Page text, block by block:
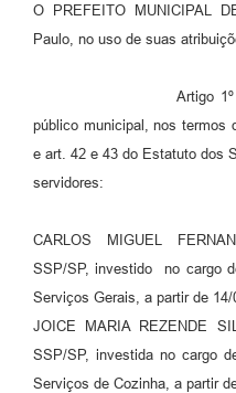
Galeria de Vídeos
Legislação
Editais
Folha de Pagamento
Nota Fiscal Eletrônica
O PREFEITO MUNICIPAL
Paulo, no uso de suas
Artigo 1º Fica
público municipal, nos termos
e art. 42 e 43 do Estatuto dos
servidores:
CARLOS MIGUEL
SSP/SP, investido no cargo
Serviços Gerais, a partir de 14/
JOICE MARIA REZENDE
SSP/SP, investida no cargo
Serviços de Cozinha, a partir